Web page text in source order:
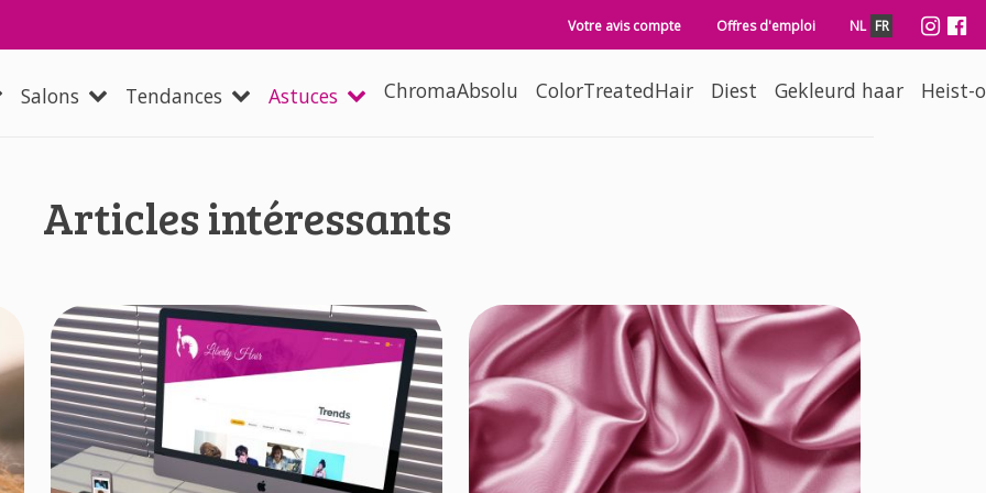
Secondary navigation
Votre avis compte Offres d'emploi NL FR
navigation
Salons Tendances Astuces ChromaAbsolu ColorTreatedHair Diest Gekleurd haar Heist-
Articles intéressants